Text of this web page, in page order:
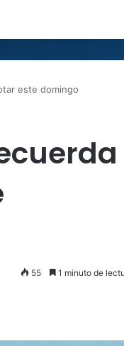
este domingo
55 1 minuto de